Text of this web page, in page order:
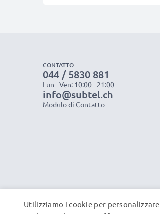
CONTATTO
044 / 5830 881
Lun - Ven: 10:00 - 21:00
info@subtel.ch
Modulo di Contatto
Utilizziamo i cookie per